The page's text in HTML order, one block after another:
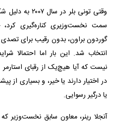
وقتی تونی بلر
سمت نخست‌وزیری کناره‌گیری
گوردون براون، بدون رقیب برای
انتخاب شد. این بار اما احتمالا
نیست که آیا هیچ‌یک از رقبای
در اختیار دارند یا خیر، و بسیاری از
یا درگیر رسوایی.
آنجلا رینر، معاون سابق نخست‌وزیر